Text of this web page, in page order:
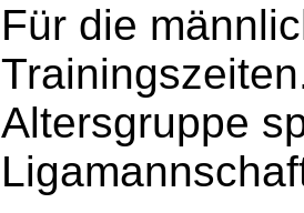
Für die
Altersgruppe